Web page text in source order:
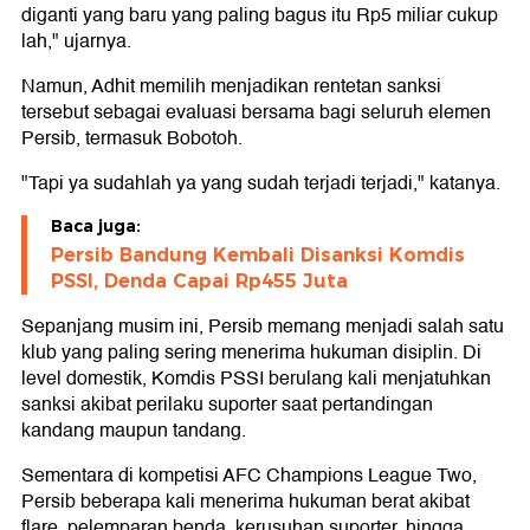
diganti yang baru yang paling bagus itu Rp5 miliar cukup
lah," ujarnya.
Namun, Adhit memilih menjadikan rentetan sanksi
tersebut sebagai evaluasi bersama bagi seluruh elemen
Persib, termasuk Bobotoh.
"Tapi ya sudahlah ya yang sudah terjadi terjadi," katanya.
Baca juga:
Persib Bandung Kembali Disanksi Komdis
PSSI, Denda Capai Rp455 Juta
Sepanjang musim ini, Persib memang menjadi salah satu
klub yang paling sering menerima hukuman disiplin. Di
level domestik, Komdis PSSI berulang kali menjatuhkan
sanksi akibat perilaku suporter saat pertandingan
kandang maupun tandang.
Sementara di kompetisi AFC Champions League Two,
Persib beberapa kali menerima hukuman berat akibat